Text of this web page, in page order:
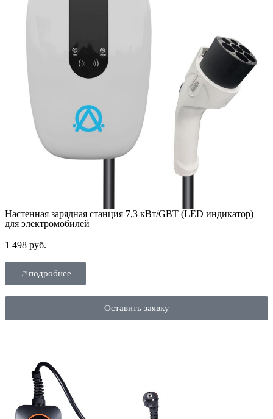
Настенная зарядная станция 7,3 кВт/GBT (LED индикатор)
для электромобилей
1 498 руб.
подробнее
Оставить заявку